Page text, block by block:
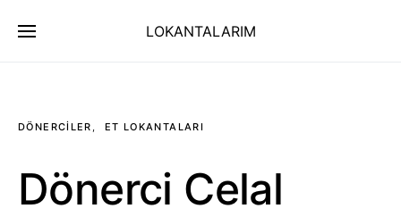
LOKANTALARIM
DÖNERCILER ET LOKANTALARI
Dönerci Celal